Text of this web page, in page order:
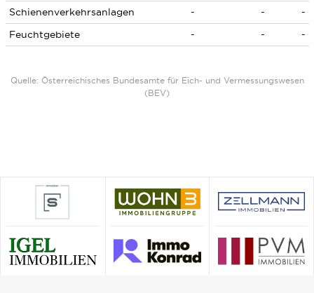
Schienenverkehrsanlagen
- -
-
Feuchtgebiete
- - -
Quelle: Österreichisches Bundesamte für Eich- und Vermessungswesen
(BEV)